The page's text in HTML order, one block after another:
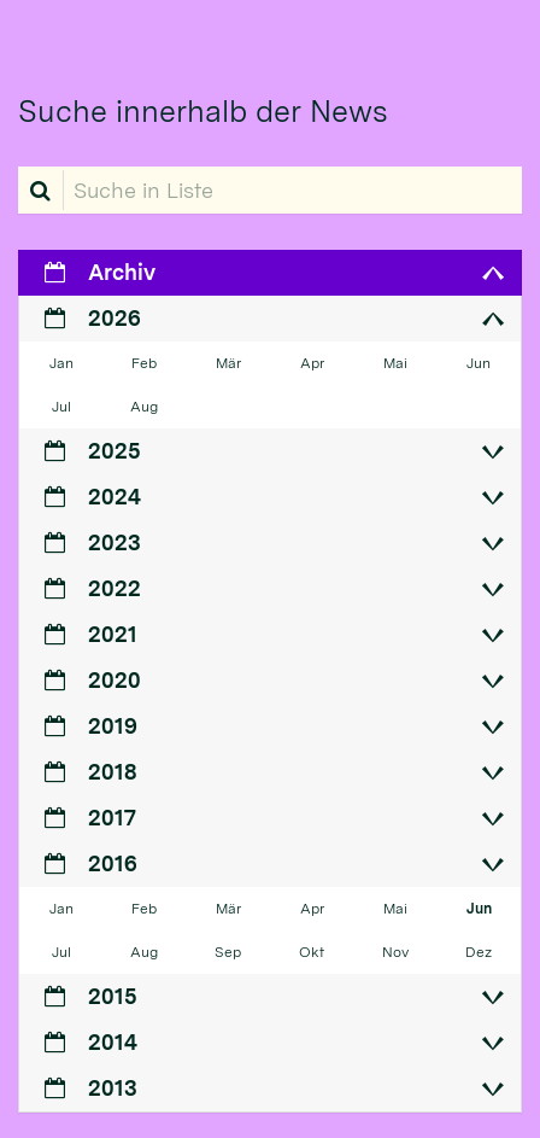
Suche innerhalb der News
Suche in Liste
Archiv
2026
Jan Feb Mär Apr Mai Jun
Jul Aug
2025
2024
2023
2022
2021
2020
2019
2018
2017
2016
Jan Feb Mär Apr Mai Jun
Jul Aug Sep Okt Nov Dez
2015
2014
2013